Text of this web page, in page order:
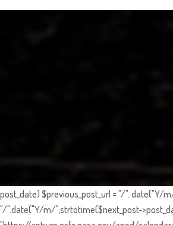
post_date) $previous_post_url = "/". date("Y/
"/".date("Y/m/",strtotime($next_post-